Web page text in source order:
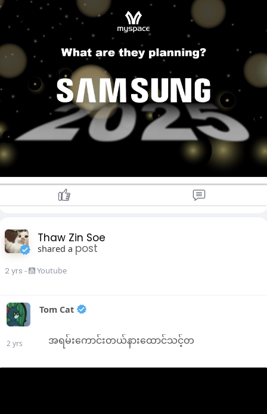
အခုနှစ်ပိုင်းက ထုတ်လုပ်ခဲ့တဲ့ ပိုမိုကောင်းမွန်တဲ့
ကင်မရာစနစ်တွေပါဝင်တဲ့ Galaxy S24 စီးရီးဟာ ဆို
ရင်လဲ စွမ်းဆောင်ရည် ပိုကောင်းလာပြီး ဘက်ထရီ
သက်တမ်း ပိုကြာကြာ အသုံးပြုနိုင်တာကို တွေ့ကြရ
မှာပါ။ 2024 ရဲ့ဒုတိယနှစ်ဝက်မှာတော့ Galaxy Z Flip
နှင့် Z Fold စီးရီးတွေအတွက် တာရှည်ခံမှု၊ မျက်နှာပြင်
နည်းပညာနဲ့ ဘက်စုံလုပ်ဆောင်နိုင်တဲ့ အင်္ဂါရပ်တွေ
အပေါ်မှာ အာရုံစိုက်ထားတာကို သိရှိပြီးဖြစ်ပါတယ်။
လက်ရှိအချိန်မှာတော့ Samsung Galaxy S25 စီးရီး
အကြောင်း အသေးစိတ်အချက်အလက်တွေကို
တရားဝင်မထုတ်ပြန်ထားသေးတာကြောင့် ပေါက်
ကြားမှုတွေနဲ့ ကောလာဟလတွေအပေါ် အခြေခံထား
ပြီး မျှော်လင့်လို့ရနိုင်တဲ့ လုပ်ဆောင်ချက်တွေနဲ့
တိုးတက်မှုအချို့ကို ပြောပြပေးချင်ပါတယ်။
120Hz refresh rate ပါရှိနိုင်ပြီး ကြီးမားကာ
resolution မြင့်မားတဲ့ 6.9"Dynamic AMOLED
display (အရွယ်အစား တိုးလာနိုင်)သို့မဟုတ်
megapixel အရည်အသွေးမြင့်မားကာ အလင်းနည်း
Thaw Zin Soe
shared a post
2 yrs - Youtube
Tom Cat
2 yrs အရမ်းကောင်းတယ်နားထောင်သင့်တ